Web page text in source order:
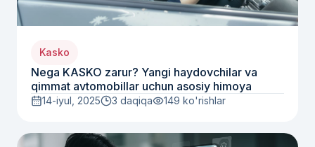
Kasko
Nega KASKO zarur? Yangi haydovchilar va
qimmat avtomobillar uchun asosiy himoya
14-iyul, 2025 3 daqiqa 149 ko'rishlar